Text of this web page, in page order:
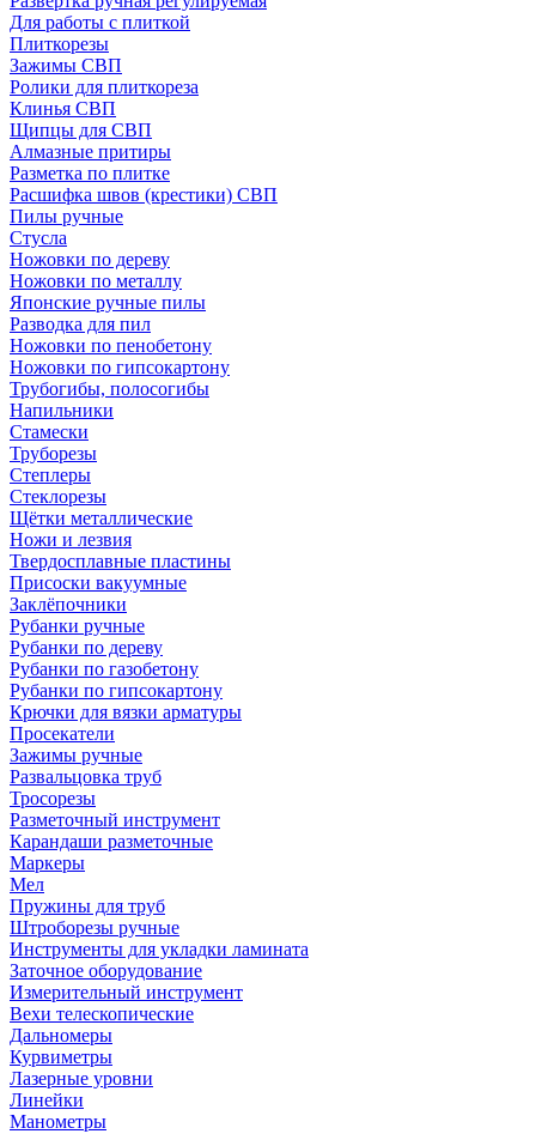
Для работы с плиткой
Плиткорезы
Зажимы СВП
Ролики для плиткореза
Клинья СВП
Щипцы для СВП
Алмазные притиры
Разметка по плитке
Расшифка швов (крестики) СВП
Пилы ручные
Стусла
Ножовки по дереву
Ножовки по металлу
Японские ручные пилы
Разводка для пил
Ножовки по пенобетону
Ножовки по гипсокартону
Трубогибы, полосогибы
Напильники
Стамески
Труборезы
Степлеры
Стеклорезы
Щётки металлические
Ножи и лезвия
Твердосплавные пластины
Присоски вакуумные
Заклёпочники
Рубанки ручные
Рубанки по дереву
Рубанки по газобетону
Рубанки по гипсокартону
Крючки для вязки арматуры
Просекатели
Зажимы ручные
Развальцовка труб
Тросорезы
Разметочный инструмент
Карандаши разметочные
Маркеры
Мел
Пружины для труб
Штроборезы ручные
Инструменты для укладки ламината
Заточное оборудование
Измерительный инструмент
Вехи телескопические
Дальномеры
Курвиметры
Лазерные уровни
Линейки
Манометры